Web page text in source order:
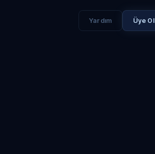
Yardım Üye Ol